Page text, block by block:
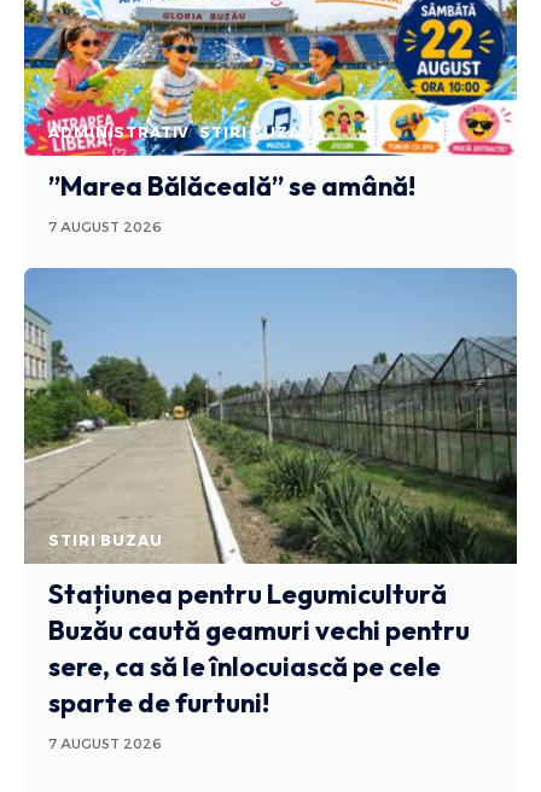
ADMINISTRATIV STIRI BUZAU
”Marea Bălăceală” se amână!
7 AUGUST 2026
STIRI BUZAU
Stațiunea pentru Legumicultură
Buzău caută geamuri vechi pentru
sere, ca să le înlocuiască pe cele
sparte de furtuni!
7 AUGUST 2026